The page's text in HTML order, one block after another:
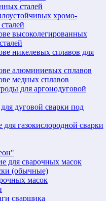
сталей
хромо-
высоколегированных
никелевых сплавов для
алюминиевых сплавов
медных сплавов
для аргонодуговой
дуговой сварки под
газокислородной сварки
для сварочных масок
(обычные)
масок
сварщика